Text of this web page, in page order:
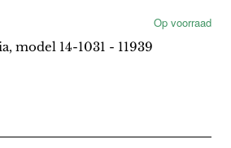
Op voorraad
model 14-1031 - 11939